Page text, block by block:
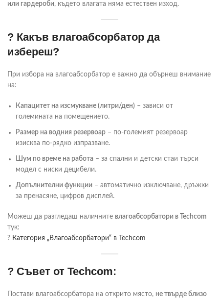
или гардероби, където влагата няма естествен изход.
? Какъв влагоабсорбатор да
избереш?
При избора на влагоабсорбатор е важно да обърнеш внимание
на:
Капацитет на изсмукване (литри/ден) – зависи от
големината на помещението.
Размер на водния резервоар – по-големият резервоар
изисква по-рядко изпразване.
Шум по време на работа – за спални и детски стаи търси
модел с ниски децибели.
Допълнителни функции – автоматично изключване, дръжки
за пренасяне, цифров дисплей.
Можеш да разгледаш наличните влагоабсорбатори в Techcom
тук:
? Категория „Влагоабсорбатори“ в Techcom
? Съвет от Techcom:
Постави влагоабсорбатора на открито място, не твърде близо